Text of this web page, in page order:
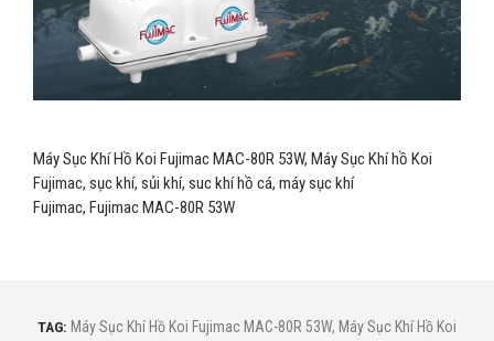
Máy Sục Khí Hồ Koi Fujimac MAC-80R 53W, Máy Sục Khí hồ Koi
Fujimac, sục khí, sủi khí, suc khí hồ cá, máy sục khí
Fujimac, Fujimac MAC-80R 53W
TAG: Máy Sục Khí Hồ Koi Fujimac MAC-80R 53W, Máy Sục Khí Hồ Koi